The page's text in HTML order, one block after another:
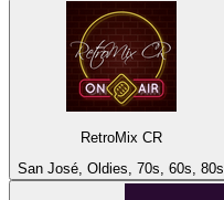
RetroMix CR
San José, Oldies, 70s, 60s, 80s